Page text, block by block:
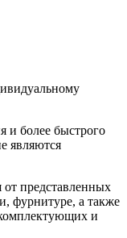
и более быстрого
являются
от представленных
фурнитуре, а также
и